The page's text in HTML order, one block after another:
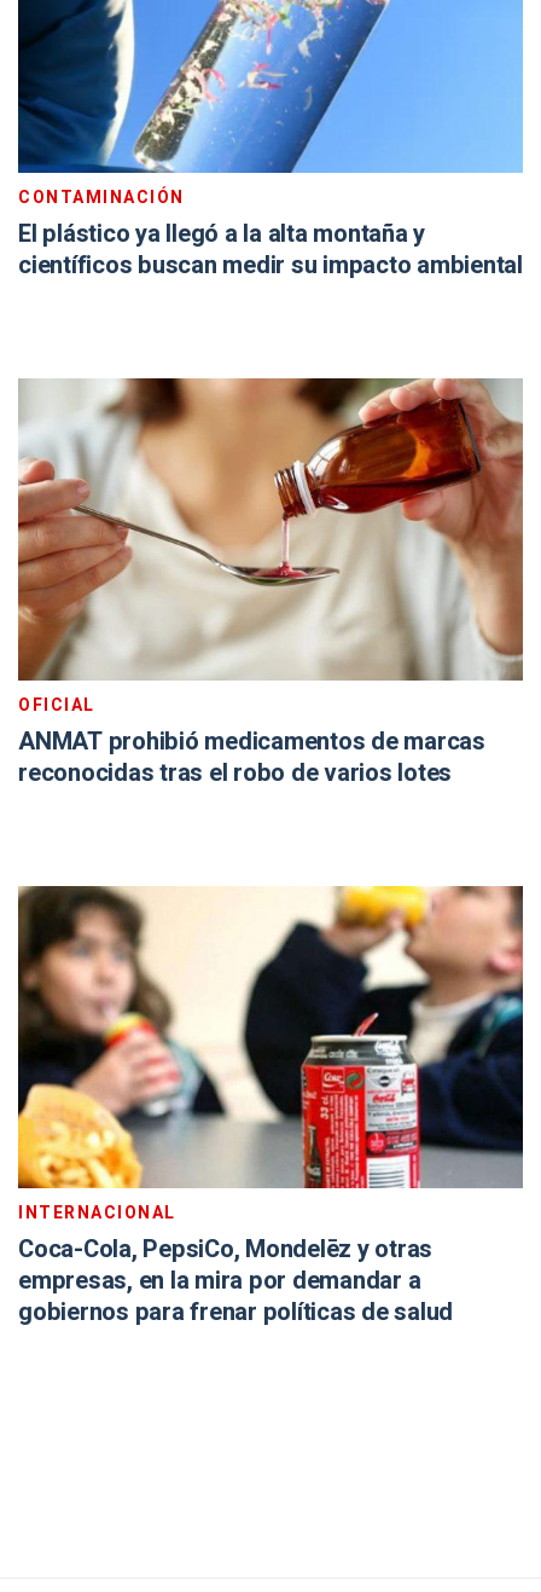
CONTAMINACIÓN
El plástico ya llegó a la alta montaña y
científicos buscan medir su impacto ambiental
OFICIAL
ANMAT prohibió medicamentos de marcas
reconocidas tras el robo de varios lotes
INTERNACIONAL
Coca-Cola, PepsiCo, Mondelēz y otras
empresas, en la mira por demandar a
gobiernos para frenar políticas de salud